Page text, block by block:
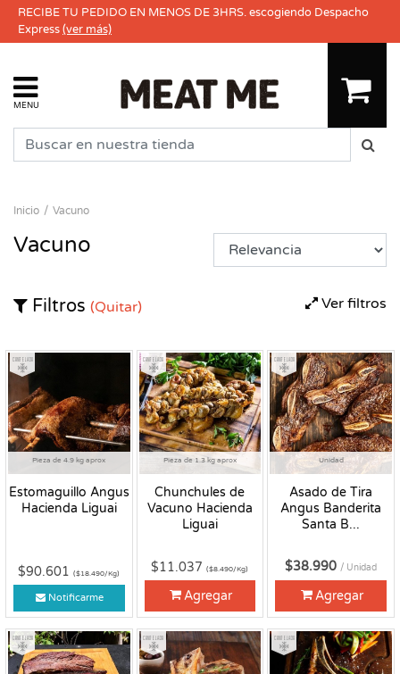
RECIBE TU PEDIDO EN MENOS DE 3HRS. escogiendo Despacho
Express(ver más)
MENU
Inicio Vacuno
Vacuno
Ver filtros
Filtros (Quitar)
Pieza de 4.9 kg aprox
Estomaguillo Angus
Hacienda Liguai
Congelado
$90.601($18.490/Kg)
Notificarme
Pieza de 1.3 kg aprox
Chunchules de
Vacuno Hacienda
Liguai
Congelado
$11.037($8.490/Kg)
Agregar
Unidad
Asado de Tira
Angus Banderita
Santa B...
Congelado
$38.990 / Unidad
Agregar
Congelado Congelado Congelado